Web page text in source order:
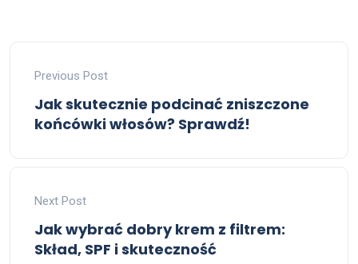
Previous Post
Jak skutecznie podcinać zniszczone
końcówki włosów? Sprawdź!
Next Post
Jak wybrać dobry krem z filtrem:
Skład, SPF i skuteczność